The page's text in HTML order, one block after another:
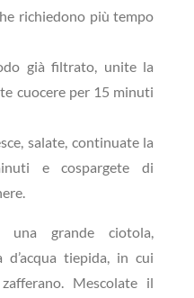
richiedono più tempo
già filtrato, unite la
cuocere per 15 minuti
salate, continuate la
e cospargete di
grande ciotola,
tiepida, in cui
Mescolate il